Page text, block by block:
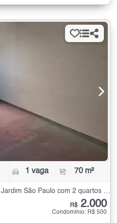
1 vaga 70 m²
Apartamento para Alugar no Jardim São Paulo com 2 quartos - 70 m²
R$ 2.000
Condomínio: R$ 500